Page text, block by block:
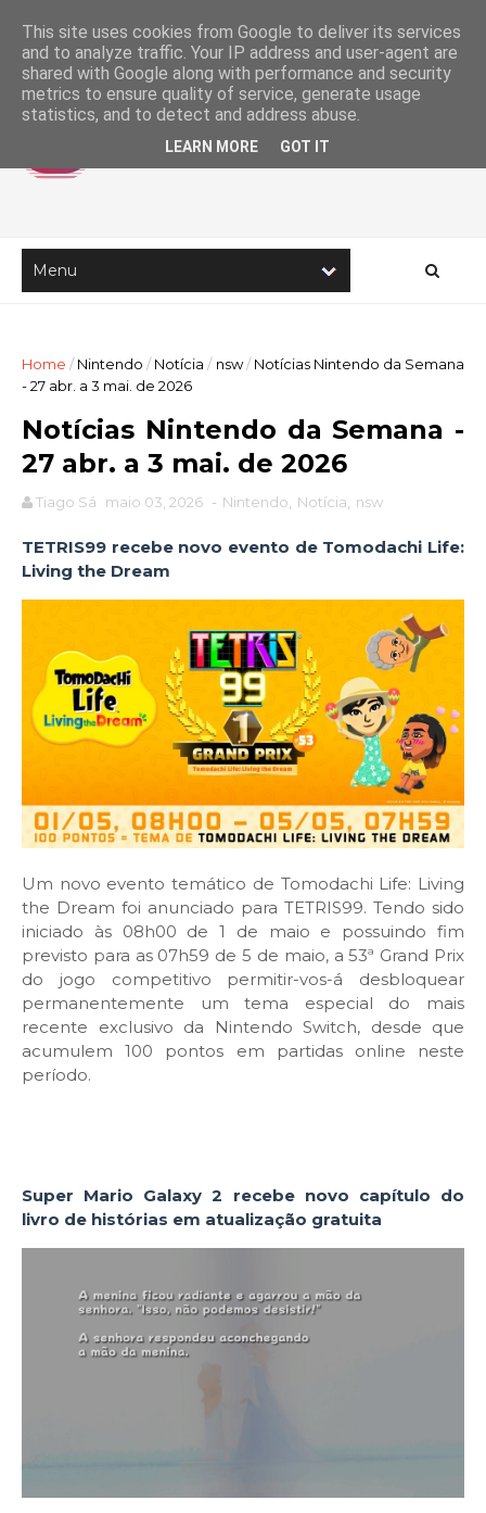
Home / Nintendo / Notícia / nsw / Notícias Nintendo da Semana
- 27 abr. a 3 mai. de 2026
Notícias Nintendo da Semana -
27 abr. a 3 mai. de 2026
Tiago Sá maio 03, 2026 - Nintendo Notícia nsw
TETRIS99 recebe novo evento de Tomodachi Life:
Living the Dream
Um novo evento temático de Tomodachi Life: Living
the Dream foi anunciado para TETRIS99. Tendo sido
iniciado às 08h00 de 1 de maio e possuindo fim
previsto para as 07h59 de 5 de maio, a 53ª Grand Prix
do jogo competitivo permitir-vos-á desbloquear
permanentemente um tema especial do mais
recente exclusivo da Nintendo Switch, desde que
acumulem 100 pontos em partidas online neste
período.
Super Mario Galaxy 2 recebe novo capítulo do
livro de histórias em atualização gratuita
This site uses cookies from Google to deliver its services
and to analyze traffic. Your IP address and user-agent are
shared with Google along with performance and security
metrics to ensure quality of service, generate usage
statistics, and to detect and address abuse.
LEARN MORE GOT IT